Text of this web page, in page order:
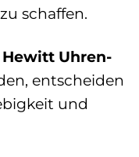
schaffen.
Hewitt Uhren-
entscheiden
und